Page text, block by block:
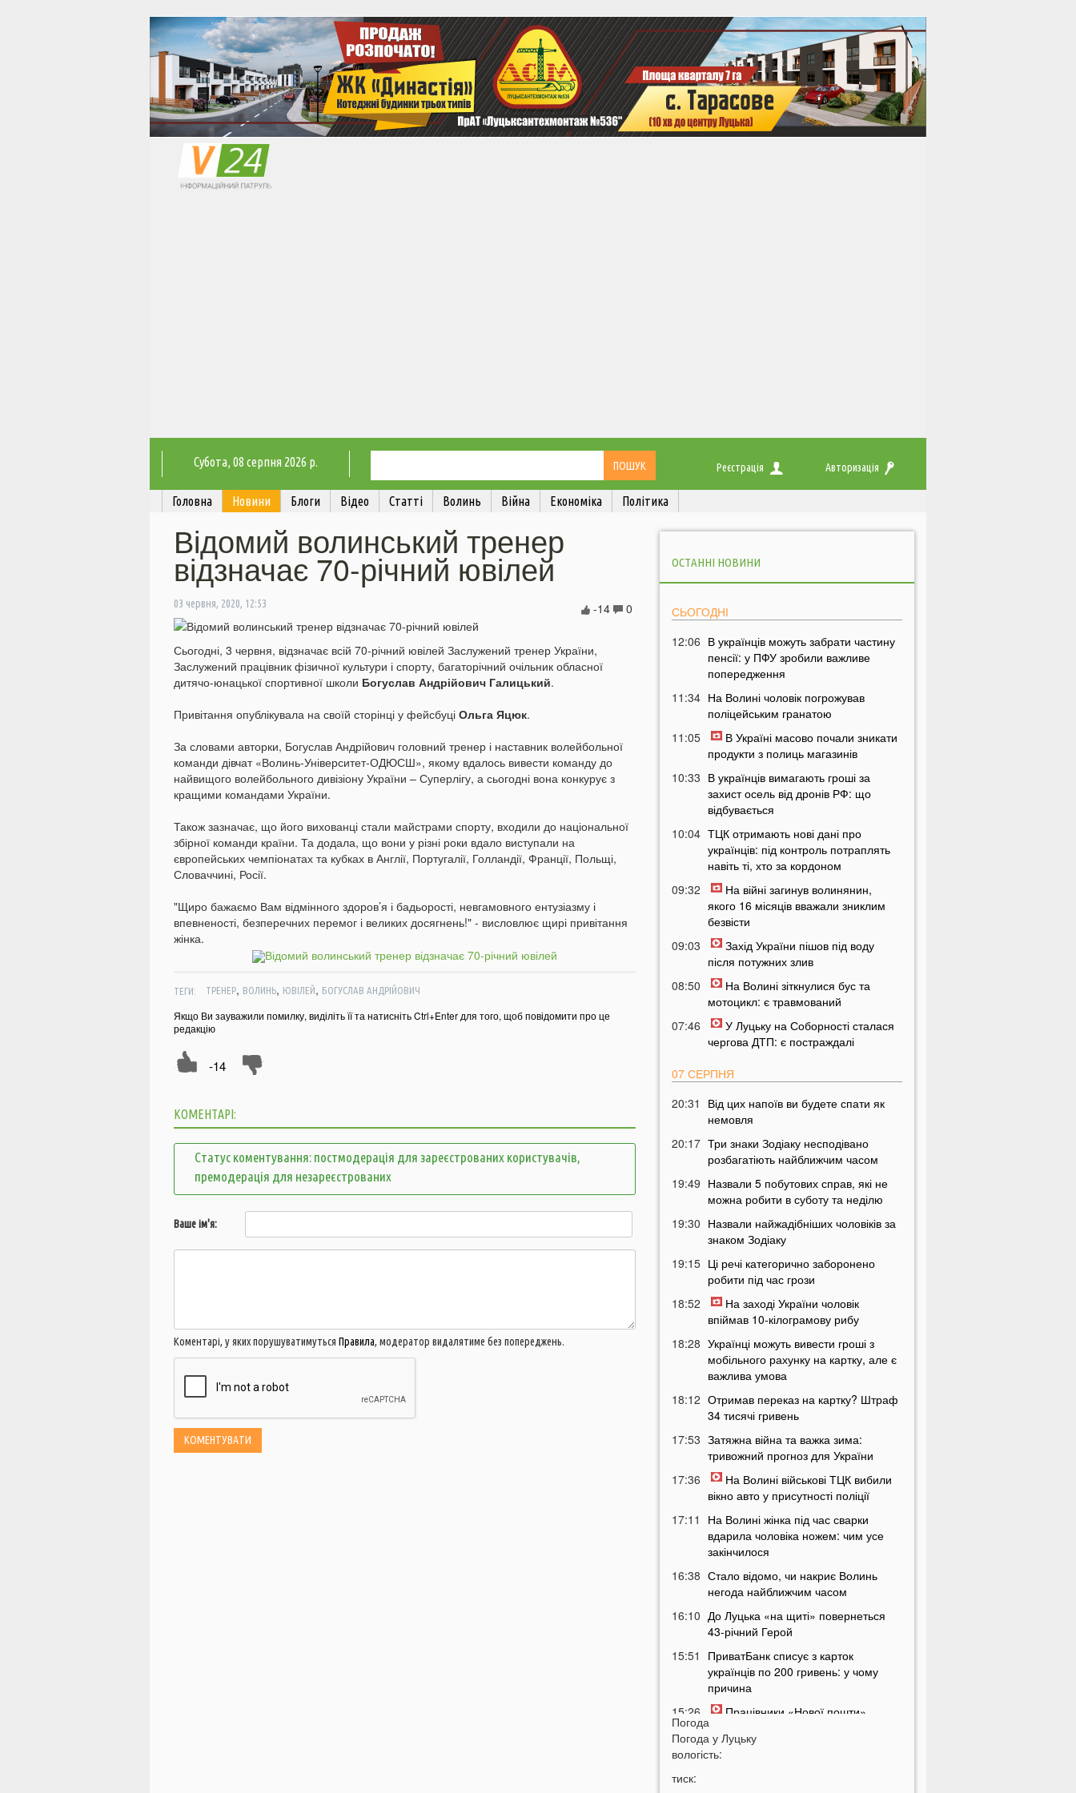
Субота, 08 серпня 2026 р. Реєстрація Авторизація
Головна Новини Блоги Відео Статті Волинь Війна Економіка Політика
Відомий волинський тренер
відзначає 70-річний ювілей
03 червня, 2020, 12:53 0
-14
Сьогодні, 3 червня, відзначає всій 70-річний ювілей Заслужений тренер України,
Заслужений працівник фізичної культури і спорту, багаторічний очільник обласної
дитячо-юнацької спортивної школи Богуслав Андрійович Галицький.
Привітання опублікувала на своїй сторінці у фейсбуці Ольга Яцюк.
За словами авторки, Богуслав Андрійович головний тренер і наставник волейбольної
команди дівчат «Волинь-Університет-ОДЮСШ», якому вдалось вивести команду до
найвищого волейбольного дивізіону України – Суперлігу, а сьогодні вона конкурує з
кращими командами України.
Також зазначає, що його вихованці стали майстрами спорту, входили до національної
збірної команди країни. Та додала, що вони у різні роки вдало виступали на
європейських чемпіонатах та кубках в Англії, Португалії, Голландії, Франції, Польщі,
Словаччині, Росії.
"Щиро бажаємо Вам відмінного здоров’я і бадьорості, невгамовного ентузіазму і
впевненості, безперечних перемог і великих досягнень!" - висловлює щирі привітання
жінка.
ТЕГИ: ТРЕНЕР, ВОЛИНЬ, ЮВІЛЕЙ, БОГУСЛАВ АНДРІЙОВИЧ
Якщо Ви зауважили помилку, виділіть її та натисніть Ctrl+Enter для того, щоб повідомити про це
редакцію
-14
КОМЕНТАРІ:
Статус коментування: постмодерація для зареєстрованих користувачів,
премодерація для незареєстрованих
Ваше ім'я:
Коментарі, у яких порушуватимуться Правила, модератор видалятиме без попереджень.
ОСТАННІ НОВИНИ
СЬОГОДНІ
12:06 В українців можуть забрати частину
пенсії: у ПФУ зробили важливе
попередження
11:34 На Волині чоловік погрожував
поліцейським гранатою
11:05
В Україні масово почали зникати
продукти з полиць магазинів
10:33 В українців вимагають гроші за
захист осель від дронів РФ: що
відбувається
10:04 ТЦК отримають нові дані про
українців: під контроль потраплять
навіть ті, хто за кордоном
09:32
На війні загинув волинянин,
якого 16 місяців вважали зниклим
безвісти
09:03
Захід України пішов під воду
після потужних злив
08:50
На Волині зіткнулися бус та
мотоцикл: є травмований
07:46
У Луцьку на Соборності сталася
чергова ДТП: є постраждалі
07 СЕРПНЯ
20:31
Від цих напоїв ви будете спати як
немовля
20:17 Три знаки Зодіаку несподівано
розбагатіють найближчим часом
19:49 Назвали 5 побутових справ, які не
можна робити в суботу та неділю
19:30 Назвали найжадібніших чоловіків за
знаком Зодіаку
19:15 Ці речі категорично заборонено
робити під час грози
18:52
На заході України чоловік
впіймав 10-кілограмову рибу
18:28 Українці можуть вивести гроші з
мобільного рахунку на картку, але є
важлива умова
18:12 Отримав переказ на картку? Штраф
34 тисячі гривень
17:53 Затяжна війна та важка зима:
тривожний прогноз для України
17:36
На Волині військові ТЦК вибили
вікно авто у присутності поліції
17:11
На Волині жінка під час сварки
вдарила чоловіка ножем: чим усе
закінчилося
16:38 Стало відомо, чи накриє Волинь
негода найближчим часом
16:10 До Луцька «на щиті» повернеться
43-річний Герой
15:51
ПриватБанк списує з карток
українців по 200 гривень: у чому
причина
15:26
Працівники «Нової пошти»
шваброю виштовхали собаку з
відділення у аномальну спеку
Погода
Погода у Луцьку
вологість:
тиск: